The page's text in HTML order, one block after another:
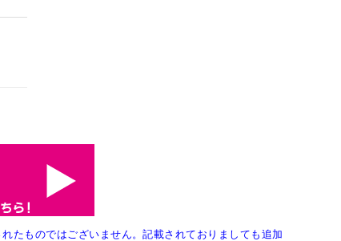
たものではございません。記載されておりましても追加